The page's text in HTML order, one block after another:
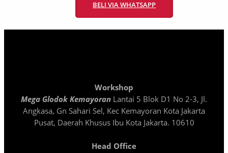
BELI VIA WHATSAPP
Workshop
Mega Glodok Kemayoran Lantai 5 Blok D1 No 2-3, Jl.
Angkasa, Gn Sahari Sel, Kec Kemayoran Kota Jakarta
Pusat, Daerah Khusus Ibu Kota Jakarta. 10610
Head Office